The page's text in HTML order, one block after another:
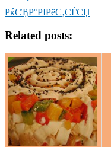
РќСЂР°РІРёС‚СЃСЏ
Related posts: